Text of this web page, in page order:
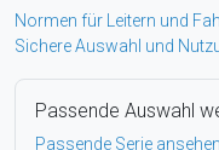
Normen für Leitern und
Sichere Auswahl und
Passende Auswahl
Passende Serie ansehen